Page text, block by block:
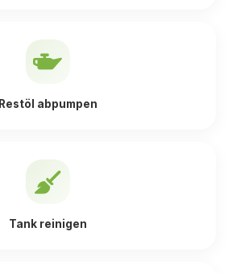
Restöl abpumpen
Tank reinigen